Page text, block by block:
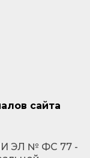
сайта
ЭЛ № ФС 77 -